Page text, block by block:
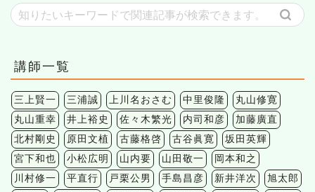
講師一覧
三上賢一 三浦誠 上川名おさむ 中里俊隆
丸山修寛
丸山重幸
井上裕史 佐々木繁光 内司和彦
加藤廣直
北村剛史
原田文植 古藤格啓 古谷眞寛
坂田英輝
宮下和也
小松広明 山内要 山田敬一
岡本和之
川村修一
平直行 戸栗公男 手島昌彦 新井洋次
旭太郎